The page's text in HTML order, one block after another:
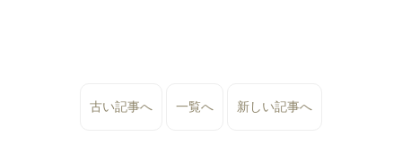
古い記事へ 一覧へ 新しい記事へ